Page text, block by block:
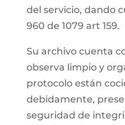
del servicio, dando
960 de 1079 art 159.
Su archivo cuenta
observa limpio y
protocolo están
debidamente,
seguridad de